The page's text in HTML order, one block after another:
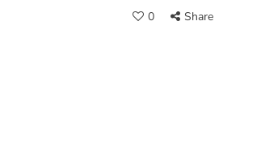
0 Share